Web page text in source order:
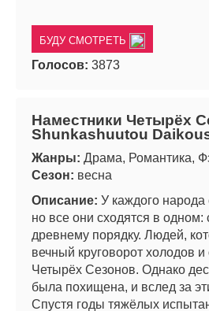
БУДУ СМОТРЕТЬ
Голосов: 3873
Наместники Четырёх
Shunkashuutou
Жанры: Драма, Романтика,
Сезон: весна
Описание: У каждого народа
но все они сходятся в
древнему порядку. Людей,
вечный круговорот холодов
Четырёх Сезонов. Однако
была похищена, и вслед за
Спустя годы тяжёлых